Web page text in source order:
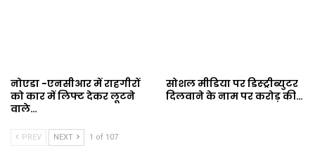
नोएडा -एनसीआर में राहगीरों
को कार में लिफ्ट देकर लूटने
वाले…
सोशल मीडिया पर डिस्ट्रीब्युटर
दिलवाने के नाम पर करोड़ की…
PREV NEXT 1 of 107